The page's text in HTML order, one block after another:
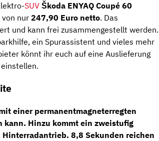
SUV Škoda ENYAQ Coupé 60
nur247,90 Euro netto. Das
und kann frei zusammengestellt werden.
ein Spurassistent und vieles mehr
könnt ihr euch auf eine Auslieferung
einstellen.
einerpermanentmagneterregten
kann. Hinzu kommt ein zweistufig
Hinterradantrieb. 8,8 Sekunden reichen